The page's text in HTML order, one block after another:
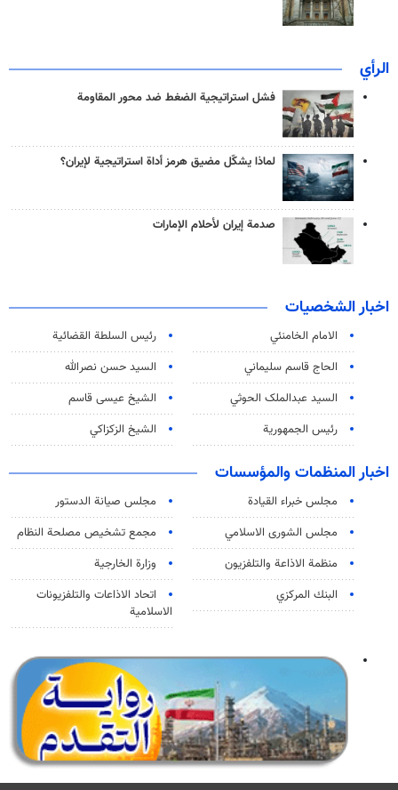
الرأي
فشل استراتيجية الضغط ضد محور المقاومة
لماذا يشكّل مضيق هرمز أداة استراتيجية لإيران؟
صدمة إيران لأحلام الإمارات
اخبار الشخصيات
الامام الخامنئي
رئیس السلطة القضائیة
الحاج قاسم سليماني
السيد حسن نصرالله
السید عبدالملک الحوثي
الشيخ عيسى قاسم
رئيس الجمهورية
الشيخ الزكزاكي
اخبار المنظمات والمؤسسات
مجلس خبراء القيادة
مجلس صيانة الدستور
مجلس الشورى الاسلامي
مجمع تشخيص مصلحة النظام
منظمة الاذاعة والتلفزیون
وزارة الخارجية
البنك المركزي
اتحاد الاذاعات والتلفزيونات
الاسلامية